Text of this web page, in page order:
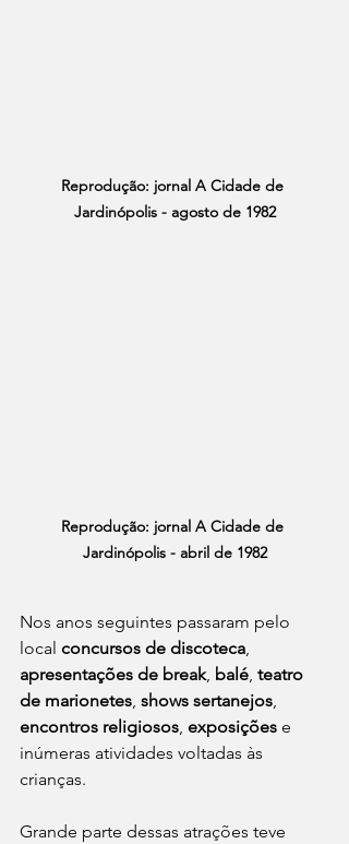
Reprodução: jornal A Cidade de
Jardinópolis - agosto de 1982
Reprodução: jornal A Cidade de
Jardinópolis - abril de 1982
Nos anos seguintes passaram pelo
local concursos de discoteca,
apresentações de break, balé, teatro
de marionetes, shows sertanejos,
encontros religiosos, exposições e
inúmeras atividades voltadas às
crianças.
Grande parte dessas atrações teve